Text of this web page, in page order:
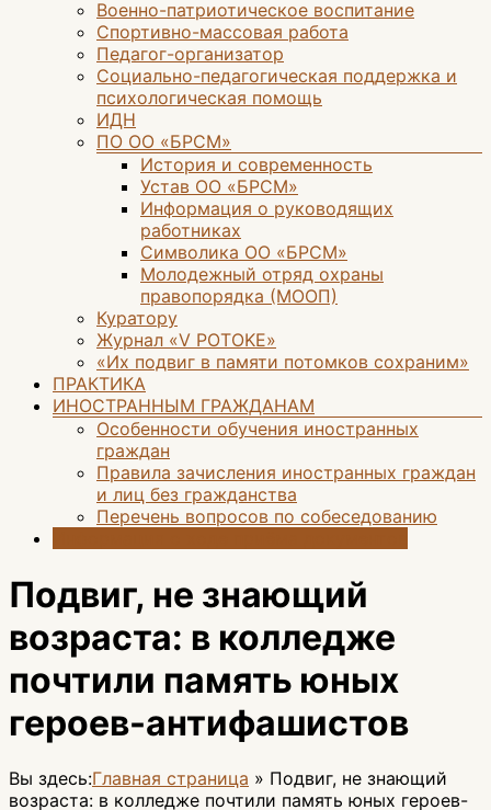
Военно-патриотическое воспитание
Спортивно-массовая работа
Педагог-организатор
Социально-педагогическая поддержка и
психологическая помощь
ИДН
ПО ОО «БРСМ»
История и современность
Устав ОО «БРСМ»
Информация о руководящих
работниках
Символика ОО «БРСМ»
Молодежный отряд охраны
правопорядка (МООП)
Куратору
Журнал «V POTOKE»
«Их подвиг в памяти потомков сохраним»
ПРАКТИКА
ИНОСТРАННЫМ ГРАЖДАНАМ
Особенности обучения иностранных
граждан
Правила зачисления иностранных граждан
и лиц без гражданства
Перечень вопросов по собеседованию
Подвиг, не знающий
возраста: в колледже
почтили память юных
героев-антифашистов
Вы здесь:Главная страница » Подвиг, не знающий
возраста: в колледже почтили память юных героев-